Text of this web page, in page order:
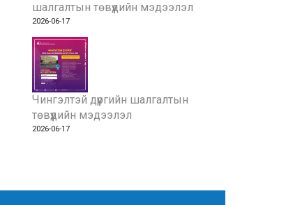
шалгалтын төвүүдийн мэдээлэл
2026-06-17
Чингэлтэй дүүргийн шалгалтын
төвүүдийн мэдээлэл
2026-06-17